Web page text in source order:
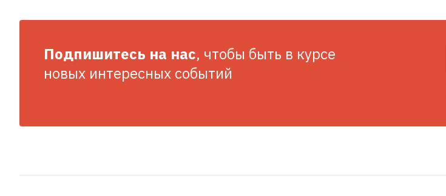
Подпишитесь на нас, чтобы быть в курсе
новых интересных событий